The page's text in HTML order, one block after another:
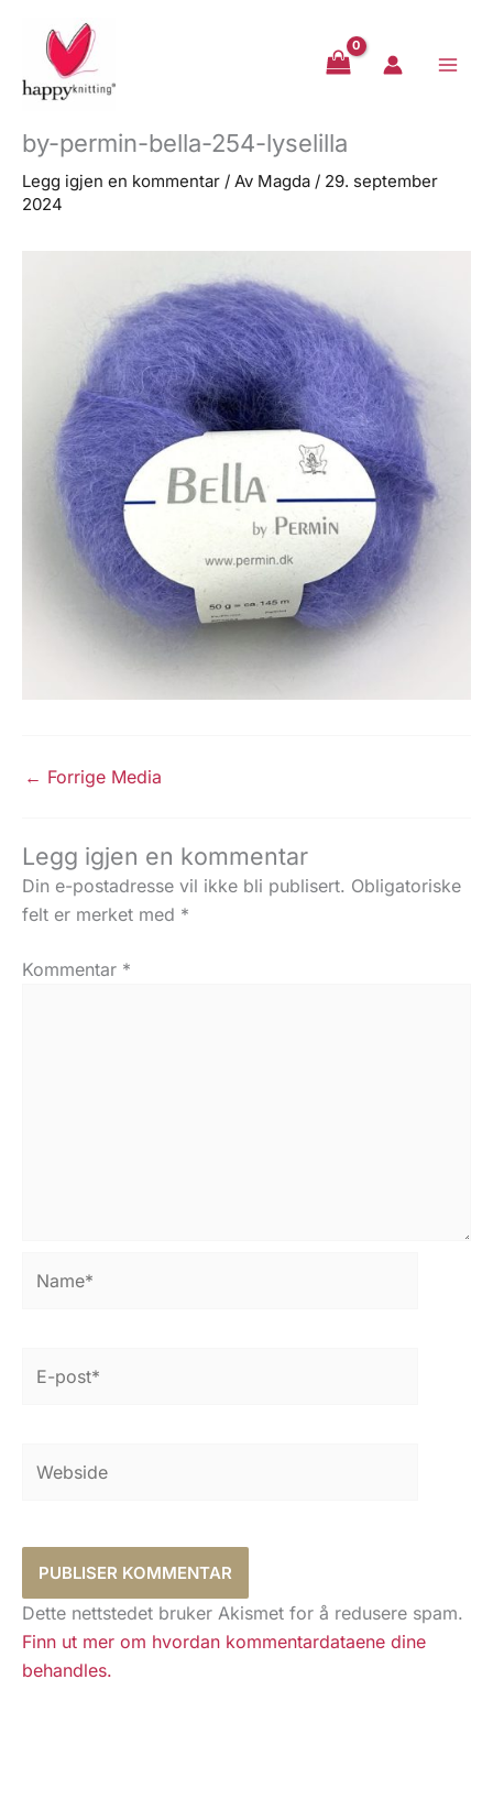
innholdet
by-permin-bella-254-lyselilla
Legg igjen en kommentar / Av Magda / 29. september
2024
← Forrige Media
Legg igjen en kommentar
Din e-postadresse vil ikke bli publisert. Obligatoriske
felt er merket med *
Kommentar *
post*
Dette nettstedet bruker Akismet for å redusere spam.
Finn ut mer om hvordan kommentardataene dine
behandles.